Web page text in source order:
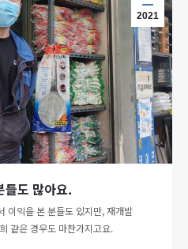
2021
들도 많아요.
이익을 본 분들도 있지만, 재개발
같은 경우도 마찬가지고요.